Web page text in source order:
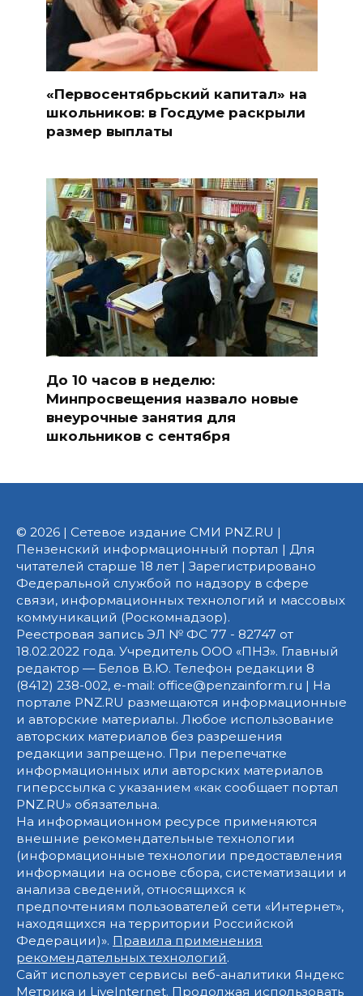
«Первосентябрьский капитал» на
школьников: в Госдуме раскрыли
размер выплаты
До 10 часов в неделю:
Минпросвещения назвало новые
внеурочные занятия для
школьников с сентября
© 2026 | Сетевое издание СМИ PNZ.RU |
Пензенский информационный портал | Для
читателей старше 18 лет | Зарегистрировано
Федеральной службой по надзору в сфере
связи, информационных технологий и массовых
коммуникаций (Роскомнадзор).
Реестровая запись ЭЛ № ФС 77 - 82747 от
18.02.2022 года. Учредитель ООО «ПНЗ». Главный
редактор — Белов В.Ю. Телефон редакции 8
(8412) 238-002, e-mail: office@penzainform.ru | На
портале PNZ.RU размещаются информационные
и авторские материалы. Любое использование
авторских материалов без разрешения
редакции запрещено. При перепечатке
информационных или авторских материалов
гиперссылка с указанием «как сообщает портал
PNZ.RU» обязательна.
На информационном ресурсе применяются
внешние рекомендательные технологии
(информационные технологии предоставления
информации на основе сбора, систематизации и
анализа сведений, относящихся к
предпочтениям пользователей сети «Интернет»,
находящихся на территории Российской
Федерации)». Правила применения
рекомендательных технологий.
Сайт использует сервисы веб-аналитики Яндекс
Метрика и LiveInternet. Продолжая использовать